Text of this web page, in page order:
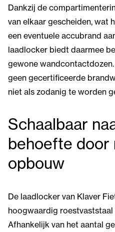
Dankzij de
van elkaar gescheiden, wat
een eventuele accubrand
laadlocker biedt daarmee
gewone
geen gecertificeerde
niet als zodanig te worden
Schaalbaar
behoefte door
opbouw
De laadlocker van Klaver
hoogwaardig
Afhankelijk van het aantal